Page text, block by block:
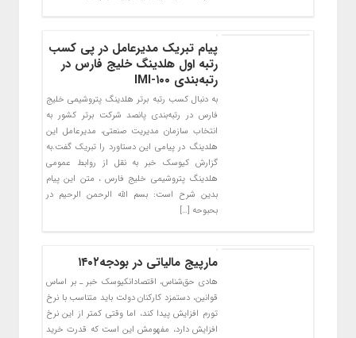
پیام تبریک مدیرعامل در پی کسب
رتبه اول هلدینگ خلیج فارس در
رتبه‌بندی IMI-۱۰۰
به دنبال کسب رتبه برتر هلدینگ پتروشیمی خلیج
فارس در رتبه‌بندی پانصد شرکت برتر کشور به
انتخاب سازمان مدیریت صنعتی، مدیرعامل این
هلدینگ در پیامی این دستاورد را تبریک گفت.به
گزارش کیوسک خبر به نقل از روابط عمومی
هلدینگ پتروشیمی خلیج فارس ، متن این پیام
بدین شرح است: بسم الله الرحمن الرحیم در
بحبوحه […]
مارپیج مالیاتی در بودجه۱۴۰۲
هادی حق‌شناس، اقتصادانکیوسک خبر ـ بر اساس
قوانین، دستمزد کارکنان دولت باید متناسب با نرخ
تورم افزایش پیدا کند، اما وقتی کمتر از این نرخ
افزایش دارد، مفهومش این است که قدرت خرید